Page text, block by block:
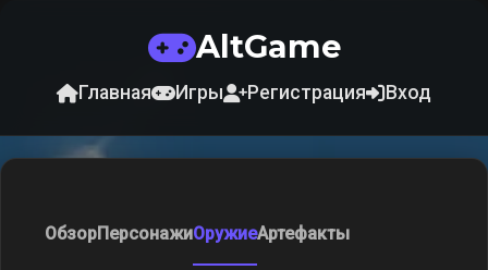
AltGame
Главная Игры Регистрация Вход
ОбзорПерсонажиОружиеАртефакты